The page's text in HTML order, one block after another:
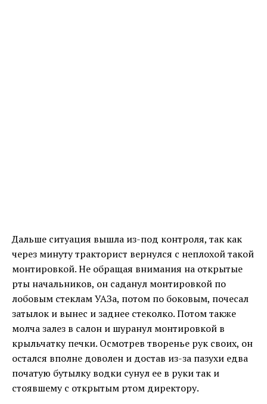
Дальше ситуация вышла из-под контроля, так как
через минуту тракторист вернулся с неплохой такой
монтировкой. Не обращая внимания на открытые
рты начальников, он саданул монтировкой по
лобовым стеклам УАЗа, потом по боковым, почесал
затылок и вынес и заднее стеколко. Потом также
молча залез в салон и шуранул монтировкой в
крыльчатку печки. Осмотрев творенье рук своих, он
остался вполне доволен и достав из-за пазухи едва
початую бутылку водки сунул ее в руки так и
стоявшему с открытым ртом директору.